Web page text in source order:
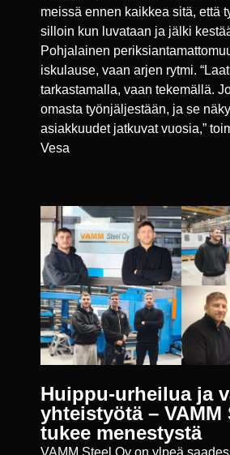
meissä ennen kaikkea sitä, että
silloin kun luvataan ja jälki
Pohjalainen
iskulause, vaan arjen rytmi.
tarkastamalla, vaan tekemällä.
omasta työnjäljestään, ja se
asiakkuudet jatkuvat vuosia,”
Vesa
Huippu-urheilua ja
yhteistyötä – VAMM
tukee menestystä